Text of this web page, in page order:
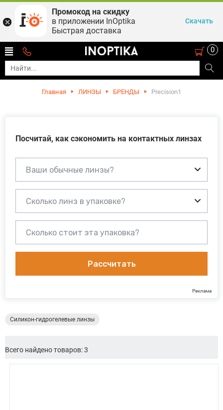
0
Главная ЛИНЗЫ БРЕНДЫ Precision1
Посчитай, как сэкономить на контактных линзах
Ваши обычные линзы?
Сколько линз в упаковке?
Рассчитать
Реклама
Силикон-гидрогелевые линзы
Всего найдено товаров: 3
Промокод на скидку
в приложении InOptika
Быстрая доставка
Скачать